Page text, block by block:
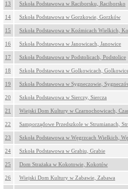
13 Szkoła Podstawowa w Raciborsku, Raciborsko
14 Szkoła Podstawowa w Gorzkowie, Gorzków
15 Szkoła Podstawowa w Koźmicach Wielkich,
16 Szkoła Podstawowa w Janowicach, Janowice
17 Szkoła Podstawowa w Podstolicach, Podstolice
18 Szkoła Podstawowa w Golkowicach,
19 Szkoła Podstawowa w Sygneczowie,
20 Szkoła Podstawowa w Sierczy, Siercza
21 Wiejski Dom Kultury w Czarnochowicach,
22 Samporządowe Przedszkole w Strumianach,
23 Szkoła Podstawowa w Węgrzcach Wielkich,
24 Szkoła Podstawowa w Grabiu, Grabie
25 Dom Strażaka w Kokotowie, Kokotów
26 Wiejski Dom Kultury w Zabawie, Zabawa